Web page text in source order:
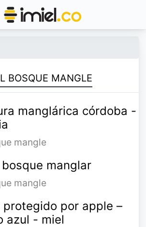
BOSQUE MANGLE
manglárica córdoba -
mangle
manglar
mangle
protegido por apple –
azul - miel